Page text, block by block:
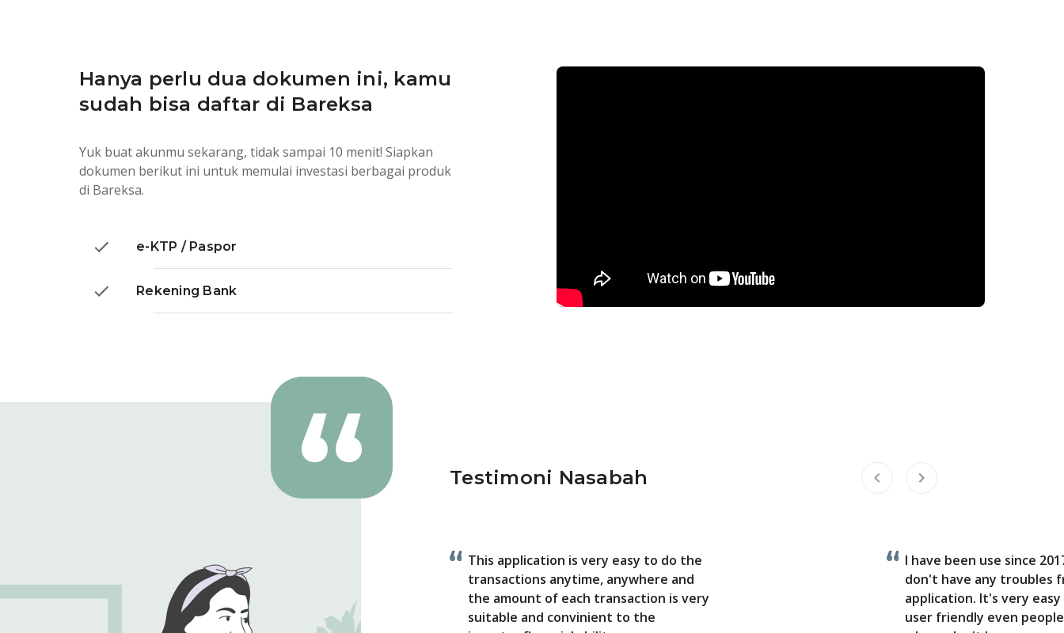
Hanya perlu dua dokumen ini, kamu
sudah bisa daftar di Bareksa
Yuk buat akunmu sekarang, tidak sampai 10 menit! Siapkan
dokumen berikut ini untuk memulai investasi berbagai produk
di Bareksa.
e-KTP / Paspor
Rekening Bank
Testimoni Nasabah
Aplikasi yang dapat mengakomodir
segala kebutuhan saya terkait reksa
dana, dilengkapi dengan artikel2 yang
dapat meningkatkan pengetahuan
This application is very easy to do the
transactions anytime, anywhere and
the amount of each transaction is very
suitable and convinient to the
I have been use since
don't have any troubles
application. It's very
user friendly even